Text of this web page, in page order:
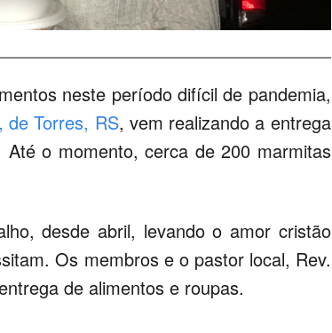
neste período difícil de pandemia,
de Torres, RS, vem realizando a entrega
o momento, cerca de 200 marmitas
desde abril, levando o amor cristão
Os membros e o pastor local, Rev.
de alimentos e roupas.